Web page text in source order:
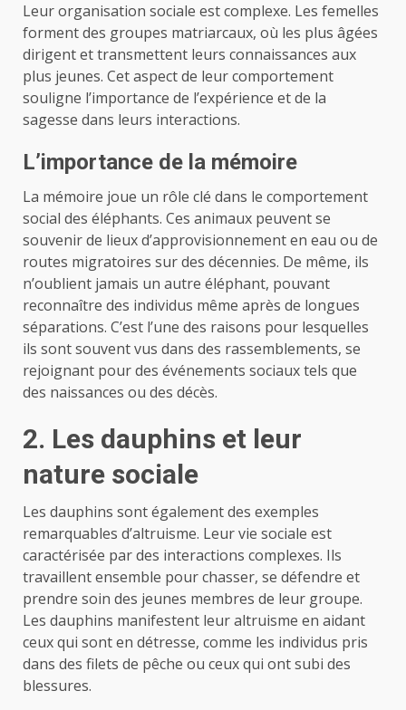
Leur organisation sociale est complexe. Les femelles
forment des groupes matriarcaux, où les plus âgées
dirigent et transmettent leurs connaissances aux
plus jeunes. Cet aspect de leur comportement
souligne l’importance de l’expérience et de la
sagesse dans leurs interactions.
L’importance de la mémoire
La mémoire joue un rôle clé dans le comportement
social des éléphants. Ces animaux peuvent se
souvenir de lieux d’approvisionnement en eau ou de
routes migratoires sur des décennies. De même, ils
n’oublient jamais un autre éléphant, pouvant
reconnaître des individus même après de longues
séparations. C’est l’une des raisons pour lesquelles
ils sont souvent vus dans des rassemblements, se
rejoignant pour des événements sociaux tels que
des naissances ou des décès.
2. Les dauphins et leur
nature sociale
Les dauphins sont également des exemples
remarquables d’altruisme. Leur vie sociale est
caractérisée par des interactions complexes. Ils
travaillent ensemble pour chasser, se défendre et
prendre soin des jeunes membres de leur groupe.
Les dauphins manifestent leur altruisme en aidant
ceux qui sont en détresse, comme les individus pris
dans des filets de pêche ou ceux qui ont subi des
blessures.